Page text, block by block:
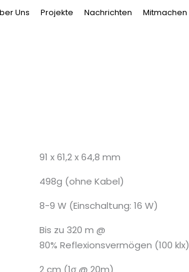
Uns Projekte Nachrichten Mitmachen
91 x 61,2 x 64,8 mm
498g (ohne Kabel)
8-9 W (Einschaltung: 16 W)
Bis zu 320 m @
80% Reflexionsvermögen (100 klx)
2 cm (1σ @ 20m)